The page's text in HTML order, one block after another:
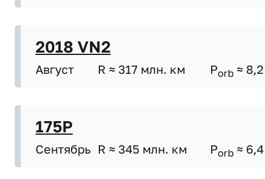
2018 VN2
Август R ≈ 317 млн. км Porb ≈ 8,2
175P
Сентябрь R ≈ 345 млн. км Porb ≈ 6,4